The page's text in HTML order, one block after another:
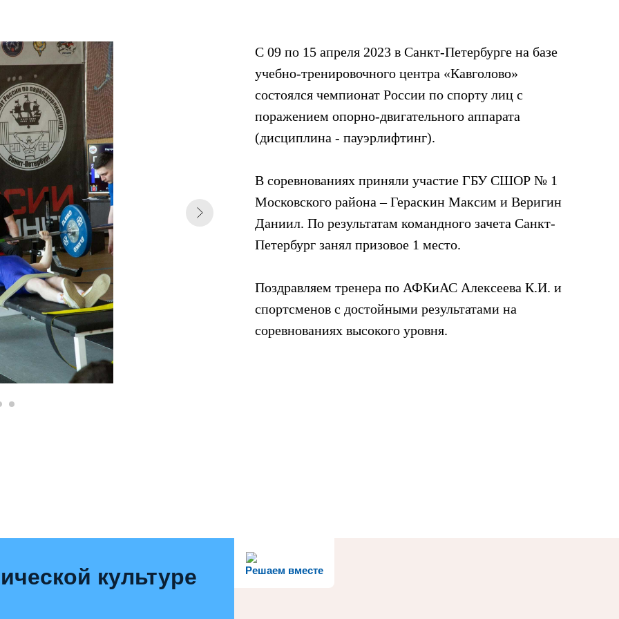
С 09 по 15 апреля 2023 в Санкт-Петербурге на базе
учебно-тренировочного центра «Кавголово»
состоялся чемпионат России по спорту лиц с
поражением опорно-двигательного аппарата
(дисциплина - пауэрлифтинг).
В соревнованиях приняли участие ГБУ СШОР № 1
Московского района – Гераскин Максим и Веригин
Даниил. По результатам командного зачета Санкт-
Петербург занял призовое 1 место.
Поздравляем тренера по АФКиАС Алексеева К.И. и
спортсменов с достойными результатами на
соревнованиях высокого уровня.
Решаем вместе
культуре